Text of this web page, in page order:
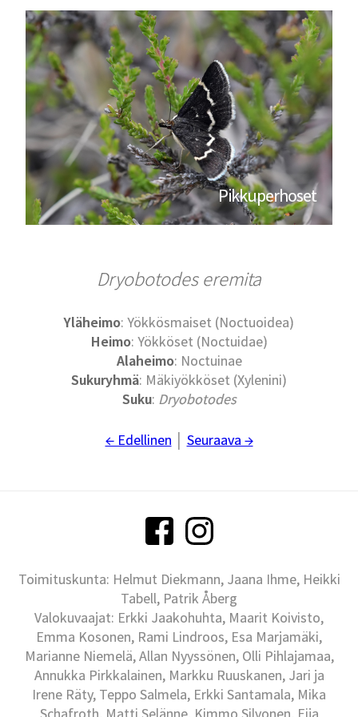
Pikkuperhoset
Dryobotodes eremita
Yläheimo: Yökkösmaiset (Noctuoidea)
Heimo: Yökköset (Noctuidae)
Alaheimo: Noctuinae
Sukuryhmä: Mäkiyökköset (Xylenini)
Suku: Dryobotodes
← Edellinen Seuraava →
Toimituskunta: Helmut Diekmann, Jaana Ihme, Heikki
Tabell, Patrik Åberg
Valokuvaajat: Erkki Jaakohuhta, Maarit Koivisto,
Emma Kosonen, Rami Lindroos, Esa Marjamäki,
Marianne Niemelä, Allan Nyyssönen, Olli Pihlajamaa,
Annukka Pirkkalainen, Markku Ruuskanen, Jari ja
Irene Räty, Teppo Salmela, Erkki Santamala, Mika